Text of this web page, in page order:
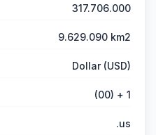
317.706.000
9.629.090 km2
Dollar (USD)
(00) + 1
.us